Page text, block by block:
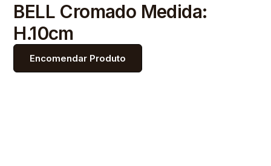
BELL Cromado Medida:
H.10cm
Encomendar Produto